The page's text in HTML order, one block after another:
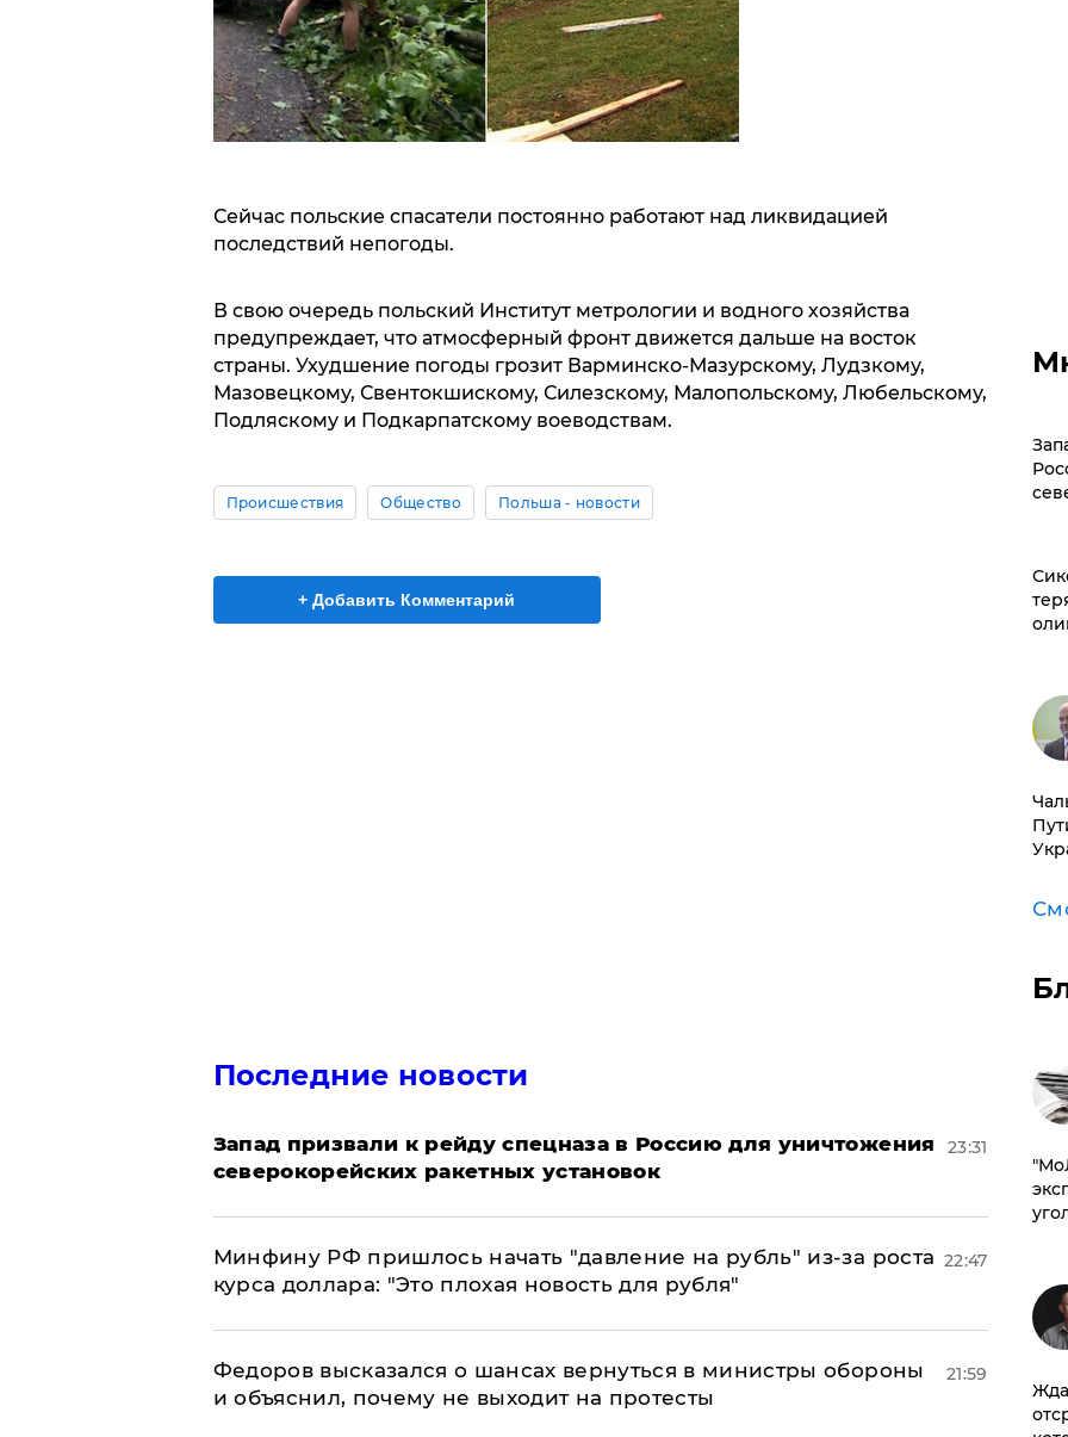
Сейчас польские спасатели постоянно работают над ликвидацией
последствий непогоды.
В свою очередь польский Институт метрологии и водного хозяйства
предупреждает, что атмосферный фронт движется дальше на восток
страны. Ухудшение погоды грозит Варминско-Мазурскому, Лудзкому,
Мазовецкому, Свентокшискому, Силезскому, Малопольскому, Любельскому,
Подляскому и Подкарпатскому воеводствам.
Происшествия Общество Польша - новости
+ Добавить Комментарий
Последние новости
Запад призвали к рейду спецназа в Россию для уничтожения
северокорейских ракетных установок
23:31
Минфину РФ пришлось начать "давление на рубль" из-за роста
курса доллара: "Это плохая новость для рубля"
22:47
Федоров высказался о шансах вернуться в министры обороны
и объяснил, почему не выходит на протесты
21:59